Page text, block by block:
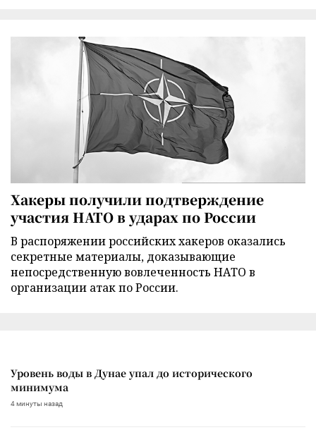
Хакеры получили подтверждение
участия НАТО в ударах по России
В распоряжении российских хакеров оказались
секретные материалы, доказывающие
непосредственную вовлеченность НАТО в
организации атак по России.
Уровень воды в Дунае упал до исторического
минимума
4 минуты назад